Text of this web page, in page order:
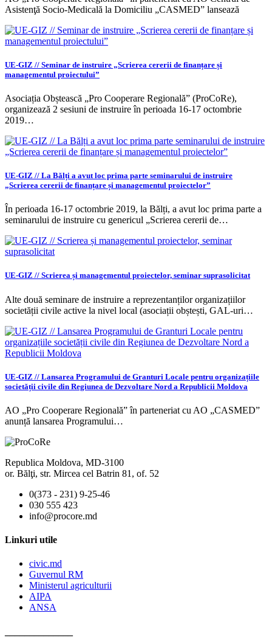
Asistenţă Socio-Medicală la Domiciliu „CASMED” lansează
UE-GIZ // Seminar de instruire „Scrierea cererii de finanțare și
managementul proiectului”
Asociația Obștească „Pro Cooperare Regională” (ProCoRe),
organizează 2 sesiuni de instruire în perioada 16-17 octombrie
2019…
UE-GIZ // La Bălți a avut loc prima parte seminarului de instruire
„Scrierea cererii de finanțare și managementul proiectelor”
În perioada 16-17 octombrie 2019, la Bălți, a avut loc prima parte a
seminarului de instruire cu genericul „Scrierea cererii de…
UE-GIZ // Scrierea și managementul proiectelor, seminar suprasolicitat
Alte două seminare de instruire a reprezentanților organizațiilor
societății civile active la nivel local (asociații obștești, GAL-uri…
UE-GIZ // Lansarea Programului de Granturi Locale pentru organizațiile
societății civile din Regiunea de Dezvoltare Nord a Republicii Moldova
AO „Pro Cooperare Regională” în parteneriat cu AO „CASMED”
anunță lansarea Programului…
Republica Moldova, MD-3100
or. Bălţi, str. Mircea cel Batrin 81, of. 52
0(373 - 231) 9-25-46
030 555 423
info@procore.md
Linkuri utile
civic.md
Guvernul RM
Ministerul agriculturii
AIPA
ANSA